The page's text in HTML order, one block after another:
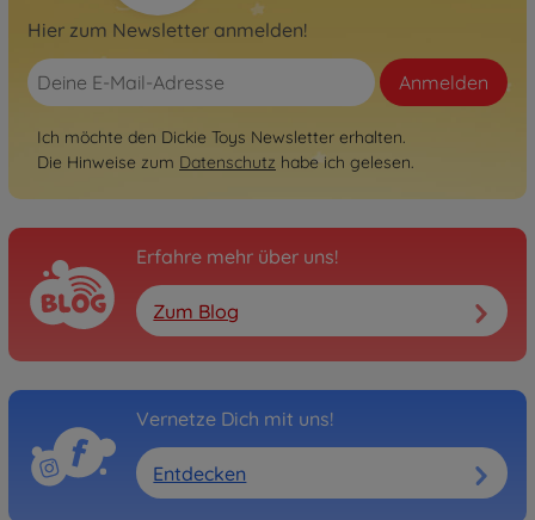
Hier zum Newsletter anmelden!
Anmelden
Ich möchte den Dickie Toys Newsletter erhalten.
Die Hinweise zum Datenschutz habe ich gelesen.
Erfahre mehr über uns!
Zum Blog
Vernetze Dich mit uns!
Entdecken